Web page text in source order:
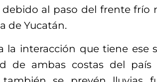
debido al paso del frente frío
de Yucatán.
la interacción que tiene ese
de ambas costas del